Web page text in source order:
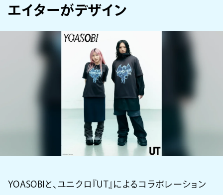
エイターがデザイン
YOASOBIと、ユニクロ『UT』によるコラボレーション